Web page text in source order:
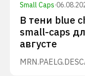
Small Caps·
В тени blue
small-caps
августе
MRN.PAELG.DE